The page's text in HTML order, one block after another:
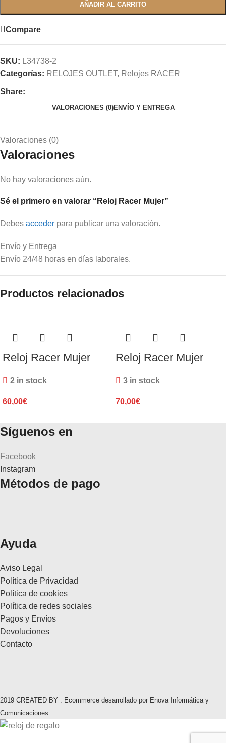
AÑADIR AL CARRITO
Compare
SKU: L34738-2
Categorías: RELOJES OUTLET, Relojes RACER
Share:
VALORACIONES (0)ENVÍO Y ENTREGA
Valoraciones (0)
Valoraciones
No hay valoraciones aún.
Sé el primero en valorar “Reloj Racer Mujer”
Debes acceder para publicar una valoración.
Envío y Entrega
Envío 24/48 horas en días laborales.
Productos relacionados
Reloj Racer Mujer
2 in stock
60,00€
Reloj Racer Mujer
3 in stock
70,00€
Síguenos en
Facebook
Instagram
Métodos de pago
Ayuda
Aviso Legal
Política de Privacidad
Política de cookies
Política de redes sociales
Pagos y Envíos
Devoluciones
Contacto
2019 CREATED BY . Ecommerce desarrollado por Enova Informática y
Comunicaciones